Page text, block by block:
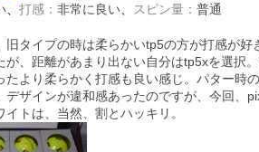
打感 ： 非常に良い スピン量 ： 普通
旧タイプの時は柔らかいtp5の方が打感が
が、距離があまり出ない自分はtp5xを選択
たより柔らかく打感も良い感じ。パター時
デザインが違和感あったのですが、今回、
イトは、当然、割とハッキリ。